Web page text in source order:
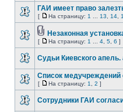
ГАИ имеет право
[ На страницу: 1 13 14
Незаконная
[ На страницу: 1 4 5 6 ]
Судьи Киевского
Список медучреждений
[ На страницу: 1 2 ]
Сотрудники ГАИ